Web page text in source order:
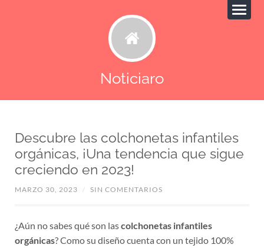
Noticiaro
Descubre las colchonetas infantiles
orgánicas, ¡Una tendencia que sigue
creciendo en 2023!
MARZO 30, 2023 / SIN COMENTARIOS
¿Aún no sabes qué son lascolchonetas infantiles
orgánicas? Como su diseño cuenta con un tejido 100%